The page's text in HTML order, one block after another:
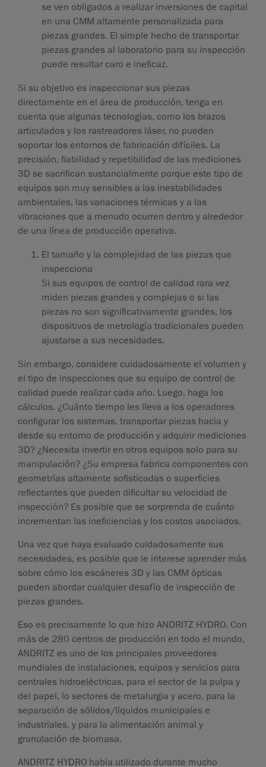
se ven obligados a realizar inversiones de capital
en una CMM altamente personalizada para
piezas grandes. El simple hecho de transportar
piezas grandes al laboratorio para su inspección
puede resultar caro e ineficaz.
Si su objetivo es inspeccionar sus piezas
directamente en el área de producción, tenga en
cuenta que algunas tecnologías, como los brazos
articulados y los rastreadores láser, no pueden
soportar los entornos de fabricación difíciles. La
precisión, fiabilidad y repetibilidad de las mediciones
3D se sacrifican sustancialmente porque este tipo de
equipos son muy sensibles a las inestabilidades
ambientales, las variaciones térmicas y a las
vibraciones que a menudo ocurren dentro y alrededor
de una línea de producción operativa.
El tamaño y la complejidad de las piezas que
inspecciona
Si sus equipos de control de calidad rara vez
miden piezas grandes y complejas o si las
piezas no son significativamente grandes, los
dispositivos de metrología tradicionales pueden
ajustarse a sus necesidades.
Sin embargo, considere cuidadosamente el volumen y
el tipo de inspecciones que su equipo de control de
calidad puede realizar cada año. Luego, haga los
cálculos. ¿Cuánto tiempo les lleva a los operadores
configurar los sistemas, transportar piezas hacia y
desde su entorno de producción y adquirir mediciones
3D? ¿Necesita invertir en otros equipos solo para su
manipulación? ¿Su empresa fabrica componentes con
geometrías altamente sofisticadas o superficies
reflectantes que pueden dificultar su velocidad de
inspección? Es posible que se sorprenda de cuánto
incrementan las ineficiencias y los costos asociados.
Una vez que haya evaluado cuidadosamente sus
necesidades, es posible que le interese aprender más
sobre cómo los escáneres 3D y las CMM ópticas
pueden abordar cualquier desafío de inspección de
piezas grandes.
Eso es precisamente lo que hizo ANDRITZ HYDRO. Con
más de 280 centros de producción en todo el mundo,
ANDRITZ es uno de los principales proveedores
mundiales de instalaciones, equipos y servicios para
centrales hidroeléctricas, para el sector de la pulpa y
del papel, lo sectores de metalurgia y acero, para la
separación de sólidos/líquidos municipales e
industriales, y para la alimentación animal y
granulación de biomasa.
ANDRITZ HYDRO había utilizado durante mucho